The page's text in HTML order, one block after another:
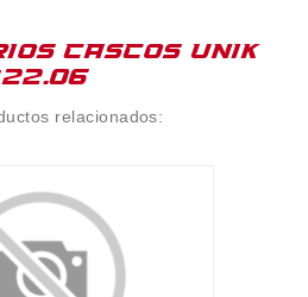
CASCOS UNIK
relacionados: